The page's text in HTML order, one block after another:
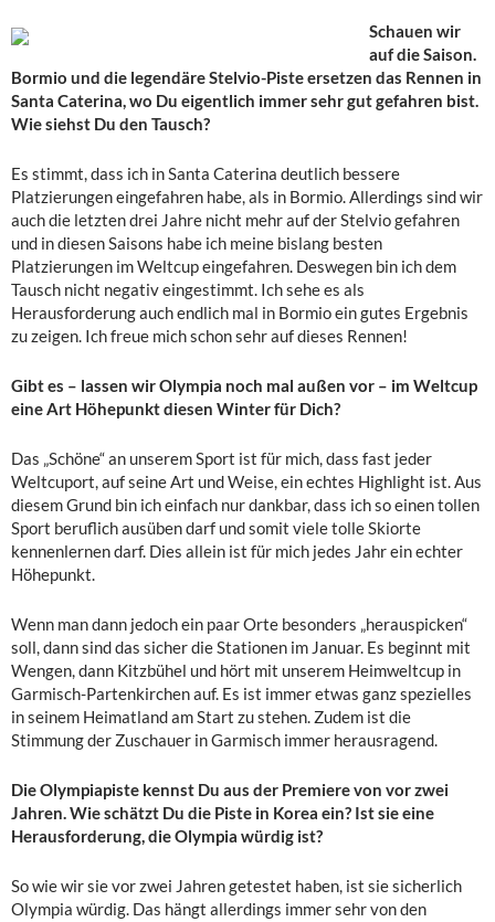
Schauen wir
auf die Saison.
Bormio und die legendäre Stelvio-Piste ersetzen das Rennen in
Santa Caterina, wo Du eigentlich immer sehr gut gefahren bist.
Wie siehst Du den Tausch?
Es stimmt, dass ich in Santa Caterina deutlich bessere
Platzierungen eingefahren habe, als in Bormio. Allerdings sind wir
auch die letzten drei Jahre nicht mehr auf der Stelvio gefahren
und in diesen Saisons habe ich meine bislang besten
Platzierungen im Weltcup eingefahren. Deswegen bin ich dem
Tausch nicht negativ eingestimmt. Ich sehe es als
Herausforderung auch endlich mal in Bormio ein gutes Ergebnis
zu zeigen. Ich freue mich schon sehr auf dieses Rennen!
Gibt es – lassen wir Olympia noch mal außen vor – im Weltcup
eine Art Höhepunkt diesen Winter für Dich?
Das „Schöne“ an unserem Sport ist für mich, dass fast jeder
Weltcuport, auf seine Art und Weise, ein echtes Highlight ist. Aus
diesem Grund bin ich einfach nur dankbar, dass ich so einen tollen
Sport beruflich ausüben darf und somit viele tolle Skiorte
kennenlernen darf. Dies allein ist für mich jedes Jahr ein echter
Höhepunkt.
Wenn man dann jedoch ein paar Orte besonders „herauspicken“
soll, dann sind das sicher die Stationen im Januar. Es beginnt mit
Wengen, dann Kitzbühel und hört mit unserem Heimweltcup in
Garmisch-Partenkirchen auf. Es ist immer etwas ganz spezielles
in seinem Heimatland am Start zu stehen. Zudem ist die
Stimmung der Zuschauer in Garmisch immer herausragend.
Die Olympiapiste kennst Du aus der Premiere von vor zwei
Jahren. Wie schätzt Du die Piste in Korea ein? Ist sie eine
Herausforderung, die Olympia würdig ist?
So wie wir sie vor zwei Jahren getestet haben, ist sie sicherlich
Olympia würdig. Das hängt allerdings immer sehr von den